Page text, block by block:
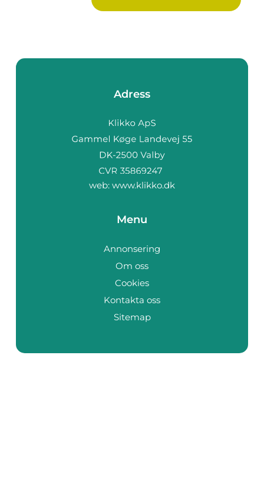
Adress
web: www.klikko.dk
Menu
Annonsering
Om oss
Cookies
Kontakta oss
Sitemap